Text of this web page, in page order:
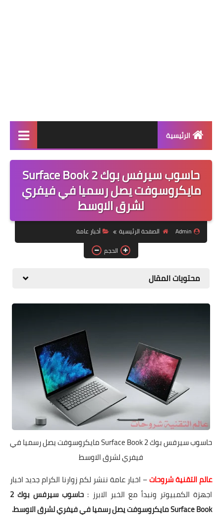
الرئيسية
قسم البرامج
العاب
تطبيقات
البلوجر
اخبار
حاسوب سيرفس بوك 2 Surface Book
مايكروسوفت يصل رسميا في فيفري
لشرق الاوسط
Admin الصفحة الرئيسية
أخبار عامة
الحجم
محتويات المقال
حاسوب سيرفس بوك 2 Surface Book مايكروسوفت يصل رسميا في
فيفري لشرق الاوسط
عالم التقنية شروحات– اخبار عامة ننشر لكم زوارنا الكرام جديد اخبار
اجهزة الكمبيوتر ونبدأ مع الخبر الابرز :
حاسوب سيرفس بوك 2
Surface Book مايكروسوفت يصل رسميا في فيفري لشرق الاوسط.